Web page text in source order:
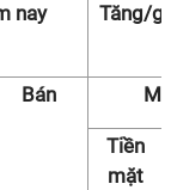
nay
Tăng/
Bán
Tiền
mặt